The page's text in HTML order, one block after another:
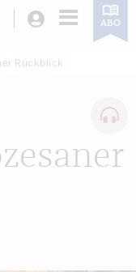
Login ABO
Rückblick